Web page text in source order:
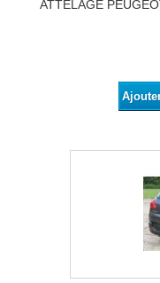
ATTELAGE